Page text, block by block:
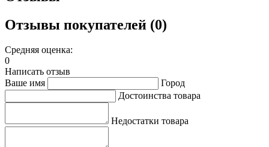
Отзывы покупателей (0)
Средняя оценка:
0
Написать отзыв
Ваше имя
Город
Достоинства товара
Недостатки товара